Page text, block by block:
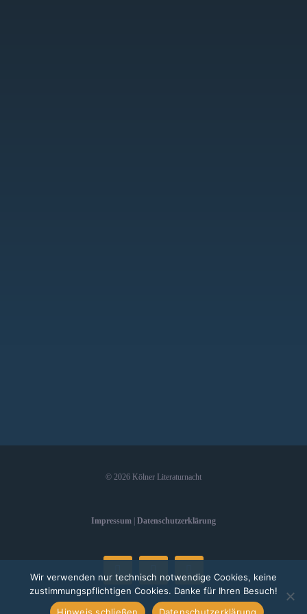
© 2026 Kölner Literaturnacht
Impressum Datenschutzerklärung
FacebookInstagram
E-
Mail
Wir verwenden nur technisch notwendige Cookies, keine
zustimmungspflichtigen Cookies. Danke für Ihren Besuch!
Hinweis schließen
Datenschutzerklärung